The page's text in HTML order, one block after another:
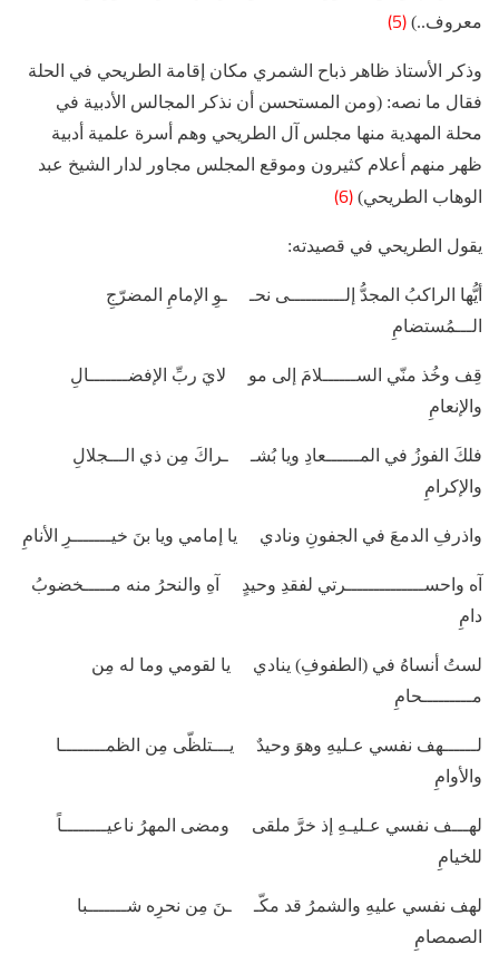
معروف..) (5)
وذكر الأستاذ ظاهر ذباح الشمري مكان إقامة الطريحي في الحلة
فقال ما نصه: (ومن المستحسن أن نذكر المجالس الأدبية في
محلة المهدية منها مجلس آل الطريحي وهم أسرة علمية أدبية
ظهر منهم أعلام كثيرون وموقع المجلس مجاور لدار الشيخ عبد
الوهاب الطريحي) (6)
يقول الطريحي في قصيدته:
أيُّها الراكبُ المجدُّ إلــــــــــى نحـ ـوِ الإمامِ المضرّجِ
الـــمُستضامِ
قِف وخُذ منّي الســــــلامَ إلى مو لايَ ربِّ الإفضـــــــالِ
والإنعامِ
فلكَ الفوزُ في المــــــعادِ ويا بُشـ ـراكَ مِن ذي الـــجلالِ
والإكرامِ
واذرفِ الدمعَ في الجفونِ ونادي يا إمامي ويا بنَ خيـــــــرِ الأنامِ
آه واحســــــــــــــرتي لفقدِ وحيدٍ آهِ والنحرُ منه مـــــخضوبُ
دامِ
لستُ أنساهُ في (الطفوفِ) ينادي يا لقومي وما له مِن
مـــــــــحامِ
لــــــهف نفسي عـليهِ وهوَ وحيدٌ يـــتلظّى مِن الظمــــــــا
والأوامِ
لهـــف نفسي عـليـهِ إذ خرَّ ملقى ومضى المهرُ ناعيــــــــاً
للخيامِ
لهف نفسي عليهِ والشمرُ قد مكّـ ـنَ مِن نحرِه شـــــــبا
الصمصامِ